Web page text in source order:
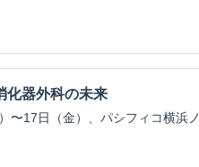
化器外科の未来
17日（金）、パシフィコ横浜ノ